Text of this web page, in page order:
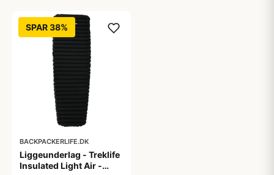
SPAR 38%
BACKPACKERLIFE.DK
Liggeunderlag - Treklife
Insulated Light Air -